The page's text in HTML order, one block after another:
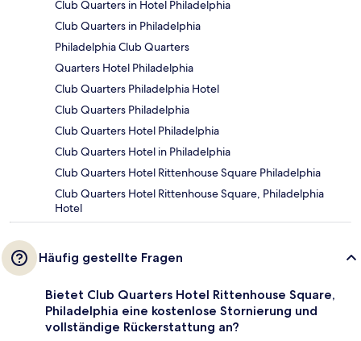
Club Quarters in Hotel Philadelphia
Club Quarters in Philadelphia
Philadelphia Club Quarters
Quarters Hotel Philadelphia
Club Quarters Philadelphia Hotel
Club Quarters Philadelphia
Club Quarters Hotel Philadelphia
Club Quarters Hotel in Philadelphia
Club Quarters Hotel Rittenhouse Square Philadelphia
Club Quarters Hotel Rittenhouse Square, Philadelphia
Hotel
Häufig gestellte Fragen
Bietet Club Quarters Hotel Rittenhouse Square,
Philadelphia eine kostenlose Stornierung und
vollständige Rückerstattung an?